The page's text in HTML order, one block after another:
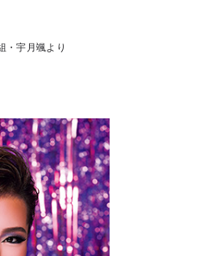
・宇月颯より